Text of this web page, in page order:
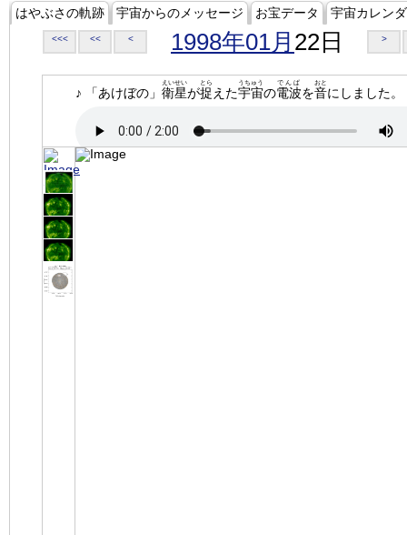
はやぶさの軌跡 宇宙からのメッセージ お宝データ 宇宙カレン
<<< << < 1998年01月 22日 >
♪ 「あけぼの」 衛星
えいせい
が捉
とら
えた宇宙
うちゅう
の電波
でんぱ
を音
おと
にしました。